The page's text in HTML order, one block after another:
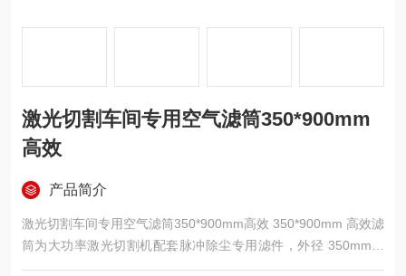
激光切割车间专用空气滤筒350*900mm
高效
产品简介
激光切割车间专用空气滤筒350*900mm高效 350*900mm 高效滤
筒为大功率激光切割机配套脉冲除尘专用滤件，外径 350mm、
总长 900mm，加长筒身大幅提升有效过滤面积，适配大型光纤